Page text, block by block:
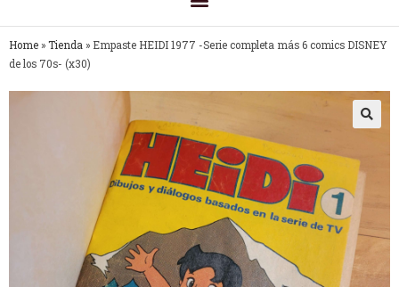
Home » Tienda » Empaste HEIDI 1977 -Serie completa más 6 comics DISNEY
de los 70s- (x30)